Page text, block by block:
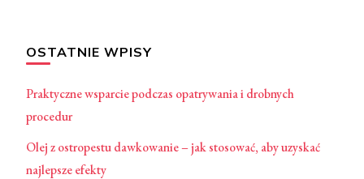
OSTATNIE WPISY
Praktyczne wsparcie podczas opatrywania i drobnych
procedur
Olej z ostropestu dawkowanie – jak stosować, aby uzyskać
najlepsze efekty